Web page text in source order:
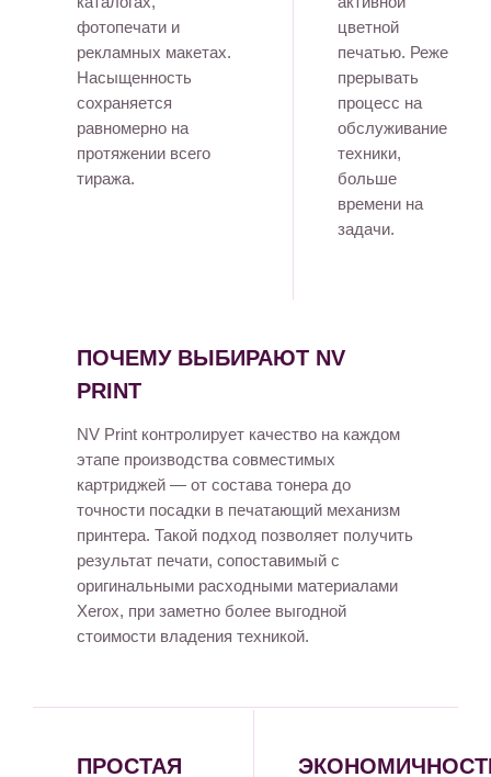
фотопечати и
рекламных макетах.
Насыщенность
сохраняется
равномерно на
протяжении всего
тиража.
цветной
печатью. Реже
прерывать
процесс на
обслуживание
техники,
больше
времени на
задачи.
ПОЧЕМУ ВЫБИРАЮТ NV
PRINT
NV Print контролирует качество на каждом
этапе производства совместимых
картриджей — от состава тонера до
точности посадки в печатающий механизм
принтера. Такой подход позволяет получить
результат печати, сопоставимый с
оригинальными расходными материалами
Xerox, при заметно более выгодной
стоимости владения техникой.
ПРОСТАЯ